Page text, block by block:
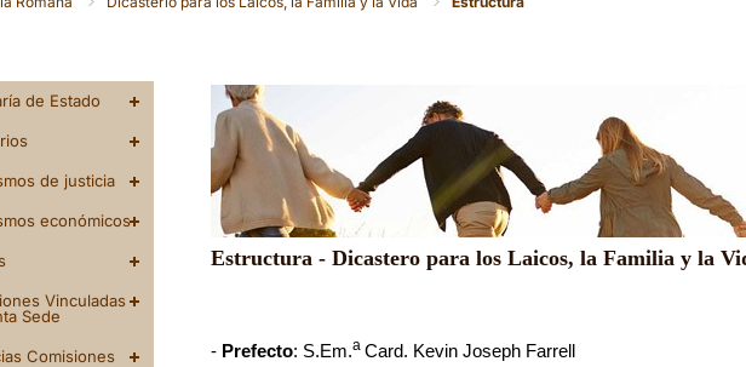
Estructura - Dicastero para los Laicos, la Familia y la
- Prefecto: S.Em.a Card. Kevin Joseph Farrell
de Estado
de justicia
económicos
Vinculadas
Sede
Comisiones